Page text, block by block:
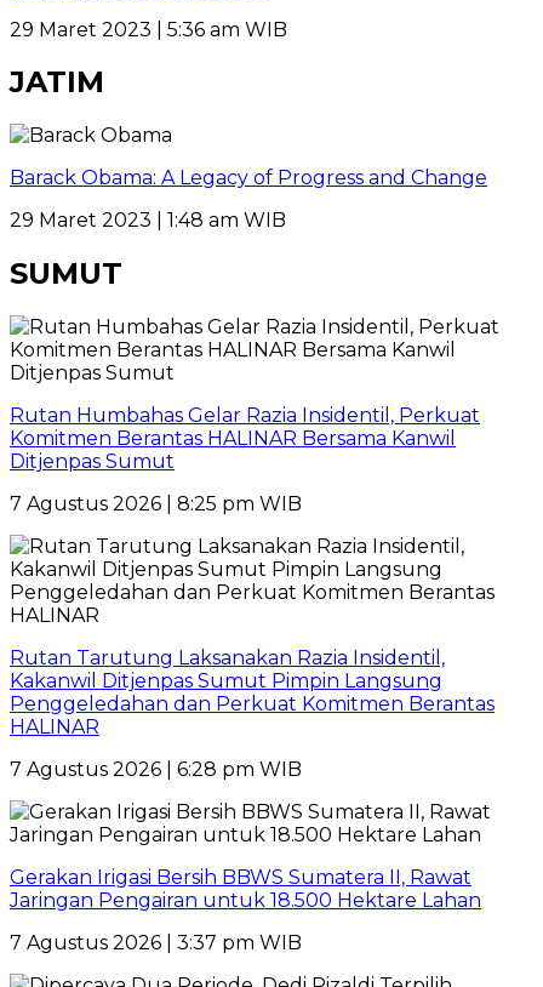
29 Maret 2023 | 5:36 am WIB
JATIM
Barack Obama: A Legacy of Progress and Change
29 Maret 2023 | 1:48 am WIB
SUMUT
Rutan Humbahas Gelar Razia Insidentil, Perkuat
Komitmen Berantas HALINAR Bersama Kanwil
Ditjenpas Sumut
7 Agustus 2026 | 8:25 pm WIB
Rutan Tarutung Laksanakan Razia Insidentil,
Kakanwil Ditjenpas Sumut Pimpin Langsung
Penggeledahan dan Perkuat Komitmen Berantas
HALINAR
7 Agustus 2026 | 6:28 pm WIB
Gerakan Irigasi Bersih BBWS Sumatera II, Rawat
Jaringan Pengairan untuk 18.500 Hektare Lahan
7 Agustus 2026 | 3:37 pm WIB